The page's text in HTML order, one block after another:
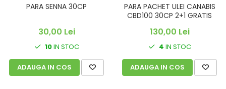
PARA SENNA 30CP
30,00 Lei
10IN STOC
ADAUGA IN COS
PARA PACHET ULEI CANABIS
CBD100 30CP 2+1 GRATIS
130,00 Lei
4 IN STOC
ADAUGA IN COS